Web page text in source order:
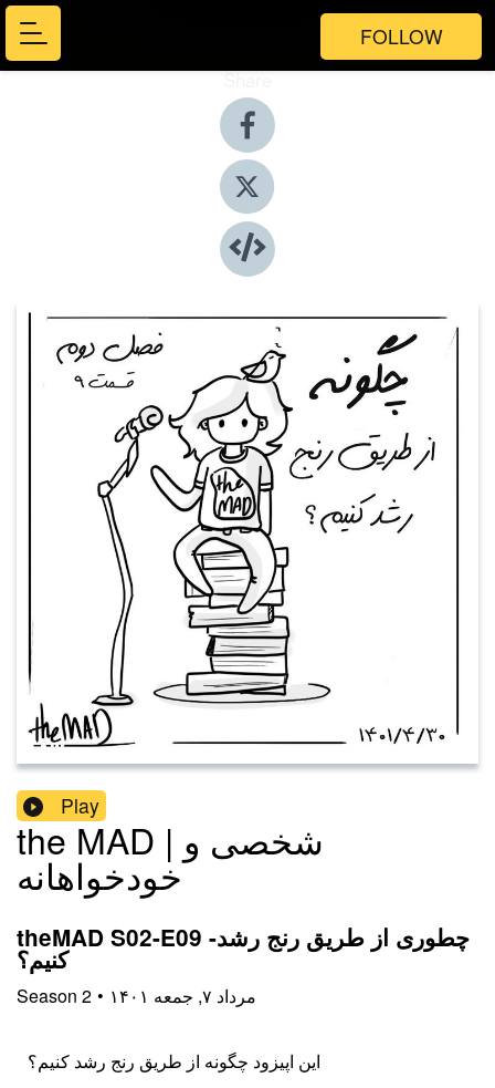
FOLLOW
Share
Play
the MAD | شخصی و
خودخواهانه
theMAD S02-E09 -چطوری از طریق رنج رشد
کنیم؟
Season 2 • ۱۴۰۱ مرداد ۷, جمعه
این اپیزود چگونه از طریق رنج رشد کنیم؟